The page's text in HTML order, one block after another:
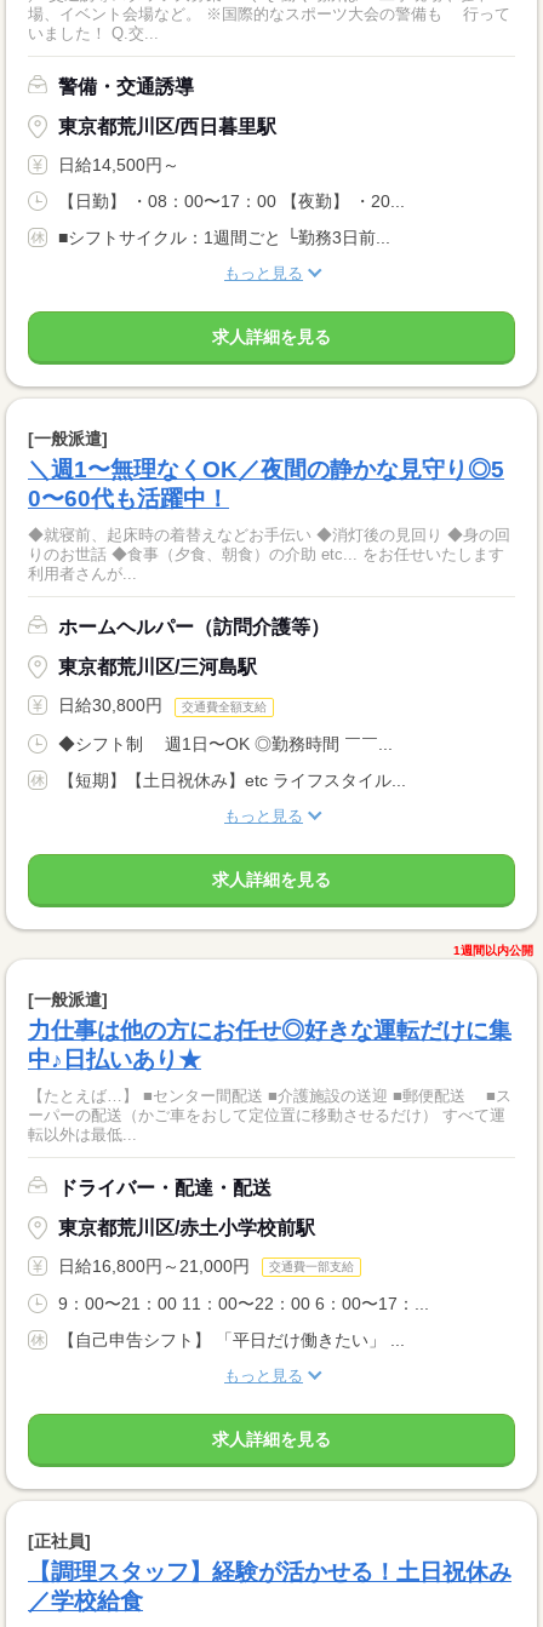
場、イベント会場など。 ※国際的なスポーツ大会の警備も 行って
いました！ Q.交...
警備・交通誘導
東京都荒川区/西日暮里駅
日給14,500円～
【日勤】 ・08：00〜17：00 【夜勤】 ・20...
■シフトサイクル：1週間ごと └勤務3日前...
もっと見る
求人詳細を見る
[一般派遣]
＼週1〜無理なくOK／夜間の静かな見守り◎5
0〜60代も活躍中！
◆就寝前、起床時の着替えなどお手伝い ◆消灯後の見回り ◆身の回
りのお世話 ◆食事（夕食、朝食）の介助 etc... をお任せいたします
利用者さんが...
ホームヘルパー（訪問介護等）
東京都荒川区/三河島駅
日給30,800円 交通費全額支給
◆シフト制 週1日〜OK ◎勤務時間 ￣￣...
【短期】【土日祝休み】etc ライフスタイル...
もっと見る
求人詳細を見る
1週間以内公開
[一般派遣]
力仕事は他の方にお任せ◎好きな運転だけに集
中♪日払いあり★
【たとえば…】 ■センター間配送 ■介護施設の送迎 ■郵便配送 ■ス
ーパーの配送（かご車をおして定位置に移動させるだけ） すべて運
転以外は最低...
ドライバー・配達・配送
東京都荒川区/赤土小学校前駅
日給16,800円～21,000円 交通費一部支給
9：00〜21：00 11：00〜22：00 6：00〜17：...
【自己申告シフト】 「平日だけ働きたい」 ...
もっと見る
求人詳細を見る
[正社員]
【調理スタッフ】経験が活かせる！土日祝休み
／学校給食